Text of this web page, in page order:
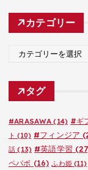
カ
カテゴリー
ゴ
タグ
#ARASAWA (14) #ギ
ト (10) #フィンジア
話 (13) #英語学習
ペパボ (16) ふわ姫(11)